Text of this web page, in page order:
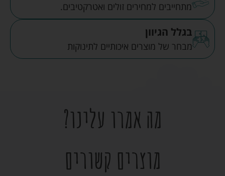
מתחייבים למחירים זולים ואטרקטיבים.
בגלל הגיוון
מבחר של מוצרים איכותיים לתינוקות
מה אמרו עלינו?
מוצרים קשורים